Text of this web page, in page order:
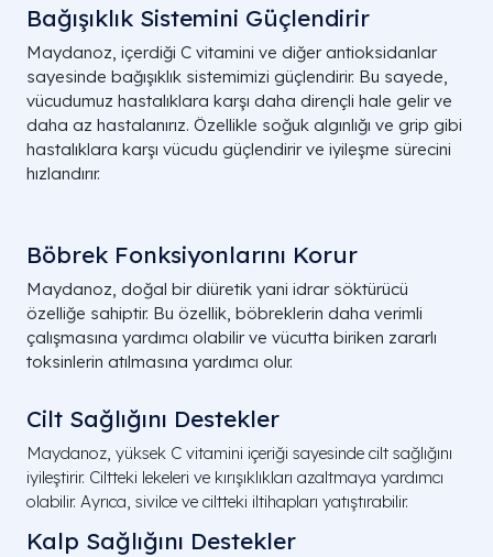
Bağışıklık Sistemini Güçlendirir
Maydanoz, içerdiği C vitamini ve diğer antioksidanlar
sayesinde bağışıklık sistemimizi güçlendirir. Bu sayede,
vücudumuz hastalıklara karşı daha dirençli hale gelir ve
daha az hastalanırız. Özellikle soğuk algınlığı ve grip gibi
hastalıklara karşı vücudu güçlendirir ve iyileşme sürecini
hızlandırır.
Böbrek Fonksiyonlarını Korur
Maydanoz, doğal bir diüretik yani idrar söktürücü
özelliğe sahiptir. Bu özellik, böbreklerin daha verimli
çalışmasına yardımcı olabilir ve vücutta biriken zararlı
toksinlerin atılmasına yardımcı olur.
Cilt Sağlığını Destekler
Maydanoz, yüksek C vitamini içeriği sayesinde cilt sağlığını
iyileştirir. Ciltteki lekeleri ve kırışıklıkları azaltmaya yardımcı
olabilir. Ayrıca, sivilce ve ciltteki iltihapları yatıştırabilir.
Kalp Sağlığını Destekler